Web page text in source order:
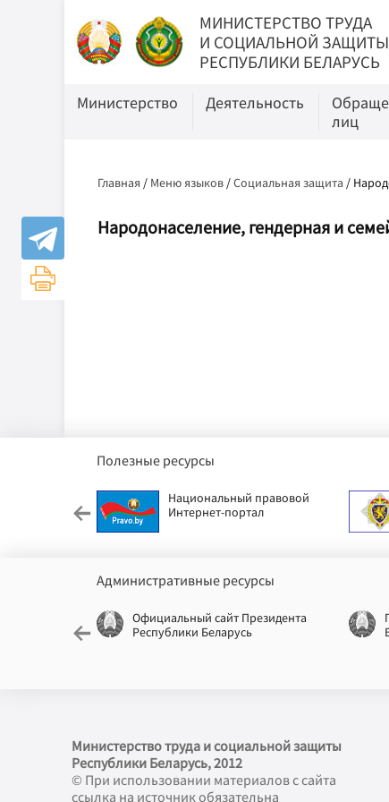
МИНИСТЕРСТВО ТРУДА
И СОЦИАЛЬНОЙ ЗАЩИТЫ
РЕСПУБЛИКИ БЕЛАРУСЬ
Министерство Деятельность
лиц
Главная / Меню языков /Социальная защита /
Народонаселение, гендерная и
Полезные ресурсы
Национальный правовой
Интернет-портал
Административные ресурсы
Официальный сайт Президента
Республики Беларусь
Министерство труда и социальной защиты
Республики Беларусь, 2012
© При использовании материалов с сайта
ссылка на источник обязательна